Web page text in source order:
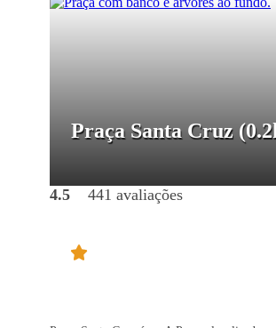
Praça Santa Cruz
4.5 441 avaliações